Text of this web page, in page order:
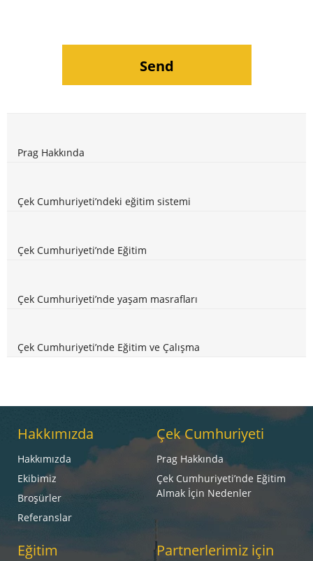
Prag Hakkında
Çek Cumhuriyeti’ndeki eğitim sistemi
Çek Cumhuriyeti’nde Eğitim
Çek Cumhuriyeti’nde yaşam masrafları
Çek Cumhuriyeti’nde Eğitim ve Çalışma
Hakkımızda
Hakkımızda
Ekibimiz
Broşürler
Referanslar
Çek Cumhuriyeti
Prag Hakkında
Çek Cumhuriyeti’nde Eğitim
Almak İçin Nedenler
Eğitim Partnerlerimiz için